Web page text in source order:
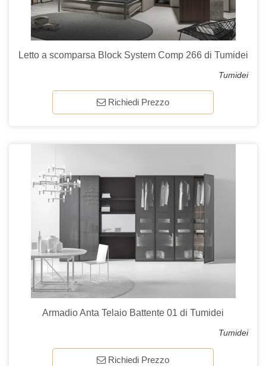
Letto a scomparsa Block System Comp 266 di Tumidei
Tumidei
Richiedi Prezzo
Armadio Anta Telaio Battente 01 di Tumidei
Tumidei
Richiedi Prezzo